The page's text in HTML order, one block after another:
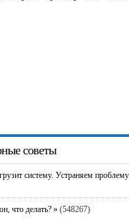
советы
систему. Устраняем
что делать? »(548267)